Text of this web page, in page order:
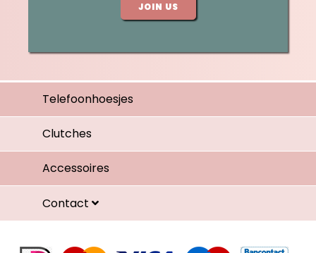
JOIN US
Telefoonhoesjes
Clutches
Accessoires
Contact